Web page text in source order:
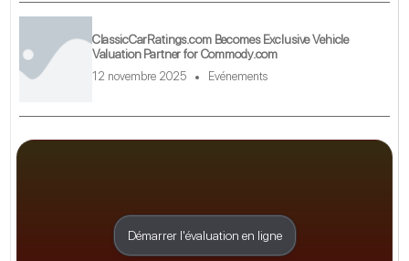
ClassicCarRatings.com Becomes Exclusive Vehicle
Valuation Partner for Commody.com
12 novembre 2025 Evénements
Démarrer l'évaluation en ligne